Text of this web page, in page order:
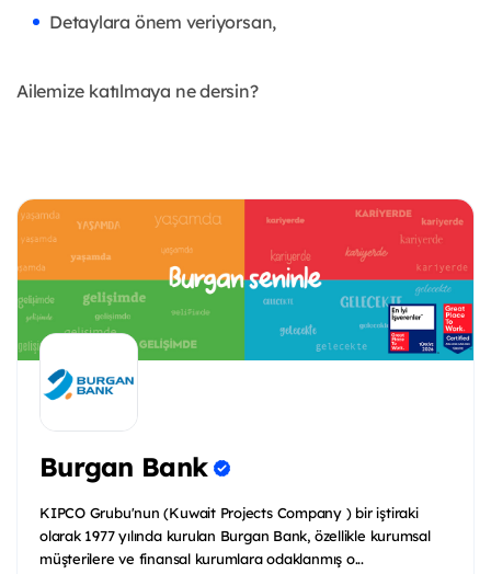
Detaylara önem veriyorsan,
Ailemize katılmaya ne dersin?
Burgan Bank
KIPCO Grubu'nun (Kuwait Projects Company ) bir iştiraki
olarak 1977 yılında kurulan Burgan Bank, özellikle kurumsal
müşterilere ve finansal kurumlara odaklanmış o...